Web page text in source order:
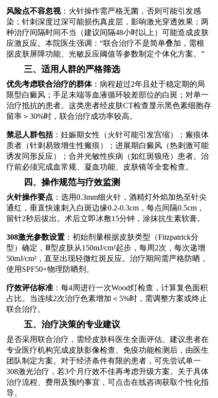
风险点不容忽视：火针操作需严格无菌，否则可能引发感
染；针刺深度过深可能损伤真皮层，影响激光穿透效果；两
种治疗间隔时间不当（建议间隔48小时以上）可能造成皮肤
应激反应。本院医生强调：“联合治疗不是简单叠加，需根
据皮肤屏障功能、光敏反应阈值等参数制定个体化方案。”
三、适用人群的严格筛选
优先考虑联合治疗的群体：病程超过2年且处于稳定期的局
限型白癜风；手足末端等血液循环较差部位的白斑；对单一
治疗抵抗的患者。这类患者经皮肤CT检查显示黑色素细胞存
留率＞30%时，联合治疗成功率较高。
禁忌人群包括：妊娠期女性（火针可能引发宫缩）；瘢痕体
质者（针刺易致增生性瘢痕）；进展期白癜风（热刺激可能
诱发同形反应）；合并光敏性疾病（如红斑狼疮）患者。治
疗前必须完成血常规、凝血功能、皮肤镜等全套检查。
四、操作规范与疗效监测
火针操作要点 ：选用0.3mm细火针，酒精灯外焰加热至针尖
通红，垂直快速刺入白斑边缘0.2-0.3cm，每点间隔0.5cm，
留针2秒后拔出。术后立即冰敷15分钟，涂抹抗生素软膏。
308激光参数设置 ：初始剂量根据皮肤类型（Fitzpatrick分
型）确定，Ⅲ型皮肤从150mJ/cm²起步，每周2次，每次递增
50mJ/cm²，直至出现轻微红斑反应。治疗期间需严格防晒，
使用SPF50+物理防晒剂。
疗效评估标准 ：每4周进行一次Wood灯检查，计算复色面积
占比。当连续2次治疗色素增加＜5%时，需调整方案或终止
联合治疗。
五、治疗决策的专业建议
是否采用联合治疗，需经皮肤科医生全面评估。建议患者在
专业医疗机构完成皮肤影像检查、免疫功能检测后，由医生
团队制定方案。对于经济条件有限的患者，可先尝试单一
308激光治疗，若3个月疗效不佳再考虑升级方案。关于具体
治疗流程、费用及预约事宜，可点击在线咨询获取个性化指
导。